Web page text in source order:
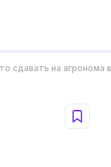
сдавать на агронома